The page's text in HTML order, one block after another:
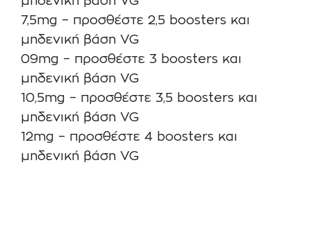
7,5mg – προσθέστε 2,5 boosters και
μηδενική βάση VG
09mg – προσθέστε 3 boosters και
μηδενική βάση VG
10,5mg – προσθέστε 3,5 boosters και
μηδενική βάση VG
12mg – προσθέστε 4 boosters και
μηδενική βάση VG